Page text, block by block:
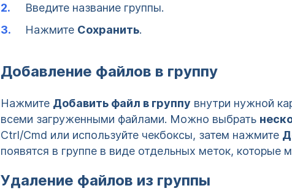
Введите название группы.
Нажмите Сохранить.
Добавление файлов в группу
Нажмите Добавить файл в группу внутри нужной
всеми загруженными файлами. Можно выбрать
Ctrl/Cmd или используйте чекбоксы, затем нажмите
появятся в группе в виде отдельных меток, которые
Удаление файлов из группы